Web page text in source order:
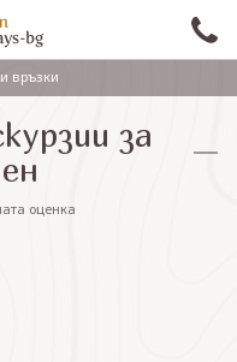
връзки
за
оценка